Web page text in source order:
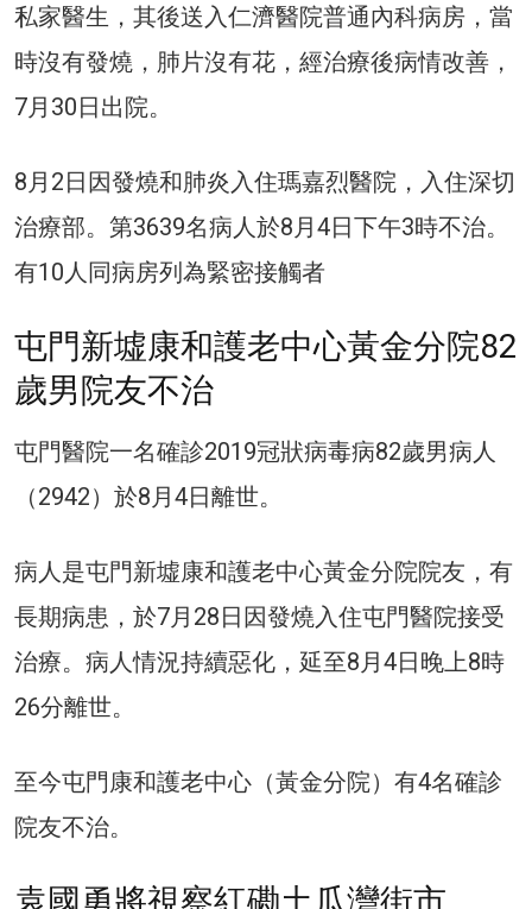
私家醫生，其後送入仁濟醫院普通內科病房，當
時沒有發燒，肺片沒有花，經治療後病情改善，
7月30日出院。
8月2日因發燒和肺炎入住瑪嘉烈醫院，入住深切
治療部。第3639名病人於8月4日下午3時不治。
有10人同病房列為緊密接觸者
屯門新墟康和護老中心黃金分院82
歲男院友不治
屯門醫院一名確診2019冠狀病毒病82歲男病人
（2942）於8月4日離世。
病人是屯門新墟康和護老中心黃金分院院友，有
長期病患，於7月28日因發燒入住屯門醫院接受
治療。病人情況持續惡化，延至8月4日晚上8時
26分離世。
至今屯門康和護老中心（黃金分院）有4名確診
院友不治。